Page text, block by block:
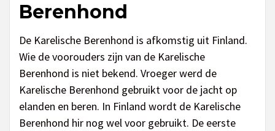
Berenhond
De Karelische Berenhond is afkomstig uit Finland.
Wie de voorouders zijn van de Karelische
Berenhond is niet bekend. Vroeger werd de
Karelische Berenhond gebruikt voor de jacht op
elanden en beren. In Finland wordt de Karelische
Berenhond hir nog wel voor gebruikt. De eerste